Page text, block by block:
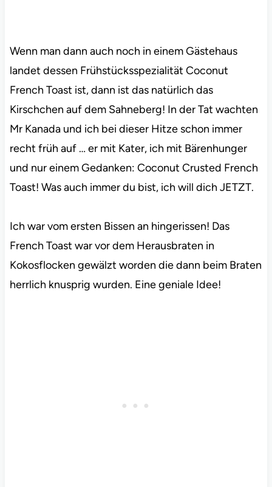
Wenn man dann auch noch in einem Gästehaus
landet dessen Frühstücksspezialität Coconut
French Toast ist, dann ist das natürlich das
Kirschchen auf dem Sahneberg! In der Tat wachten
Mr Kanada und ich bei dieser Hitze schon immer
recht früh auf … er mit Kater, ich mit Bärenhunger
und nur einem Gedanken: Coconut Crusted French
Toast! Was auch immer du bist, ich will dich JETZT.
Ich war vom ersten Bissen an hingerissen! Das
French Toast war vor dem Herausbraten in
Kokosflocken gewälzt worden die dann beim Braten
herrlich knusprig wurden. Eine geniale Idee!